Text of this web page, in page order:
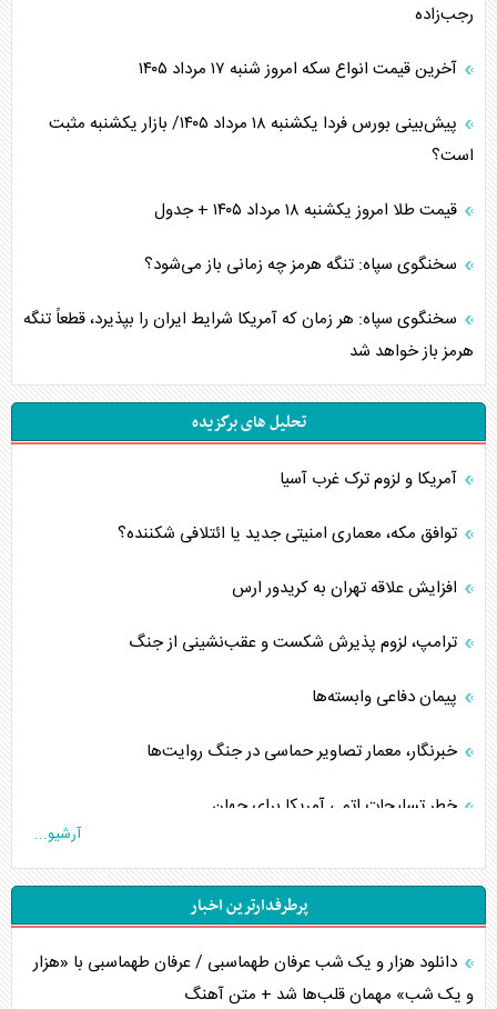
رجب‌زاده
آخرین قیمت انواع سکه امروز شنبه ۱۷ مرداد ۱۴۰۵
پیش‌بینی بورس فردا یکشنبه ۱۸ مرداد ۱۴۰۵/ بازار یکشنبه مثبت
است؟
قیمت طلا امروز یکشنبه ۱۸ مرداد ۱۴۰۵ + جدول
سخنگوی سپاه: تنگه هرمز چه زمانی باز می‌شود؟
سخنگوی سپاه: هر زمان که آمریکا شرایط ایران را بپذیرد، قطعاً تنگه
هرمز باز خواهد شد
تحلیل های برگزیده
آمریکا و لزوم ترک غرب آسیا
توافق مکه، معماری امنیتی جدید یا ائتلافی شکننده؟
افزایش علاقه تهران به کریدور ارس
ترامپ، لزوم پذیرش شکست و عقب‌نشینی از جنگ
پیمان دفاعی‌ وابسته‌ها
خبرنگار، معمار تصاویر حماسی در جنگ روایت‌ها
خطر تسلیحات اتمی آمریکا برای جهان
چگونه عربستان برابر ایران دچار خطای محاسباتی شد؟
جاده ابریشم فضایی/ نفوذ راهبردی و فرازمینی چین
انصارالله و تثبیت معادله «محاصره برابر محاصره»
آرشیو...
پرطرفدارترین اخبار
دانلود هزار و یک شب عرفان طهماسبی / عرفان طهماسبی با «هزار
و یک شب» مهمان قلب‌ها شد + متن آهنگ